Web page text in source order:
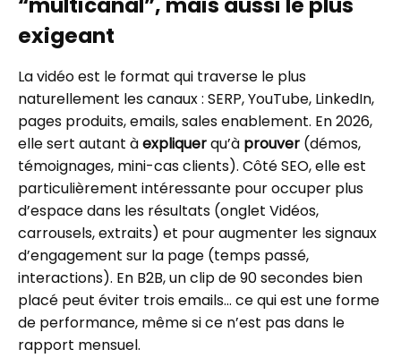
exigeant
La vidéo est le format qui traverse le plus
naturellement les canaux : SERP, YouTube, LinkedIn,
pages produits, emails, sales enablement. En 2026,
elle sert autant àexpliquerqu’à prouver (démos,
témoignages, mini-cas clients). Côté SEO, elle est
particulièrement intéressante pour occuper plus
d’espace dans les résultats (onglet Vidéos,
carrousels, extraits) et pour augmenter les signaux
d’engagement sur la page (temps passé,
interactions). En B2B, un clip de 90 secondes bien
placé peut éviter trois emails… ce qui est une forme
de performance, même si ce n’est pas dans le
rapport mensuel.